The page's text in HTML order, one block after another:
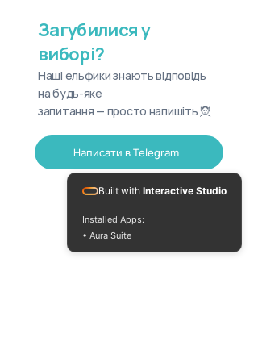
Загубилися у
виборі?
Наші ельфики знають відповідь
на будь-яке
запитання — просто напишіть 🧝
Написати в Telegram
Built with Interactive Studio
Installed Apps:
• Aura Suite